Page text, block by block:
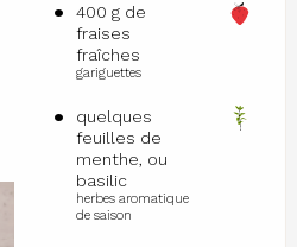
400 g de
fraises
fraîches
gariguettes
quelques
feuilles de
menthe, ou
basilic
herbes aromatique
de saison